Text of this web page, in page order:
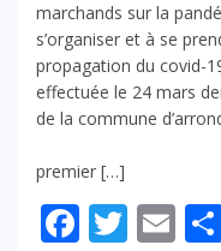
marchands sur la
s’organiser et à se
propagation du covid-
effectuée le 24 mars
de la commune
premier […]